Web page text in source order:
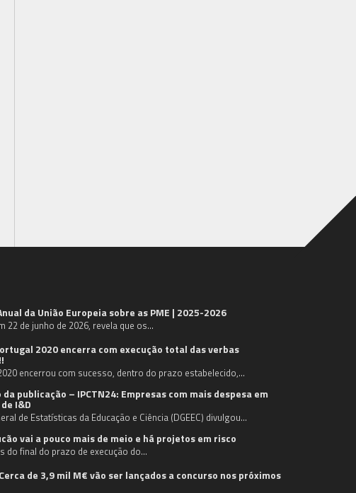
da União Europeia sobre as PME | 2025-2026
22 de junho de 2026, revela que os…
2020 encerra com execução total das verbas
encerrou com sucesso, dentro do prazo estabelecido,…
publicação – IPCTN24: Empresas com mais despesa em
I&D
de Estatísticas da Educação e Ciência (DGEEC) divulgou…
vai a pouco mais de meio e há projetos em risco
do final do prazo de execução do…
de 3,9 mil M€ vão ser lançados a concurso nos próximos